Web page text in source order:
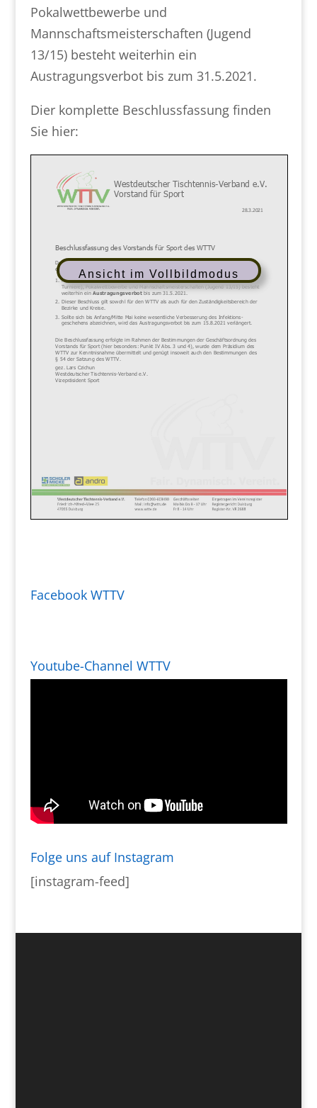
Pokalwettbewerbe und
Mannschaftsmeisterschaften (Jugend
13/15) besteht weiterhin ein
Austragungsverbotbis zum 31.5.2021.
Dier komplette Beschlussfassung finden
Sie hier:
Ansicht im Vollbildmodus
Facebook WTTV
Youtube-Channel WTTV
Folge uns auf Instagram
[instagram-feed]